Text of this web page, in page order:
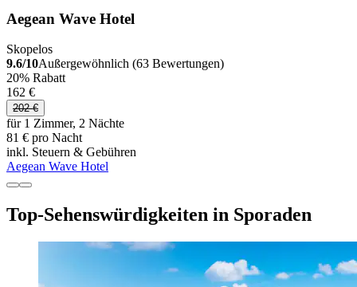
Aegean Wave Hotel
Skopelos
9.6/10Außergewöhnlich (63 Bewertungen)
20% Rabatt
162 €
202 €
für 1 Zimmer, 2 Nächte
81 € pro Nacht
inkl. Steuern & Gebühren
Aegean Wave Hotel
Top-Sehenswürdigkeiten in Sporaden